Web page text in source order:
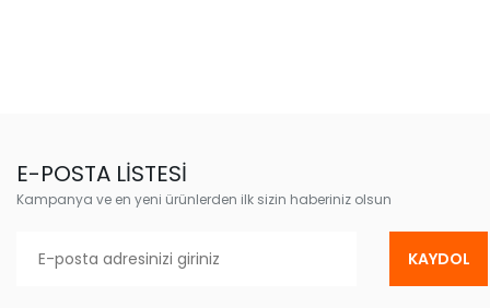
E-POSTA LİSTESİ
Kampanya ve en yeni ürünlerden ilk sizin haberiniz olsun
KAYDOL